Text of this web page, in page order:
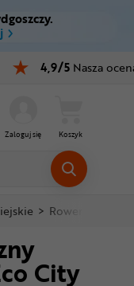
M
4,9/5 Nasza
Zaloguj się Koszyk
> Rower
City